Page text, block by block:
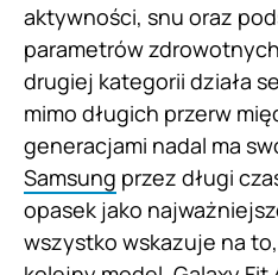
aktywności, snu oraz
parametrów
drugiej kategorii działa
mimo długich przerw
generacjami nadal ma
Samsung przez długi
opasek jako
wszystko wskazuje na